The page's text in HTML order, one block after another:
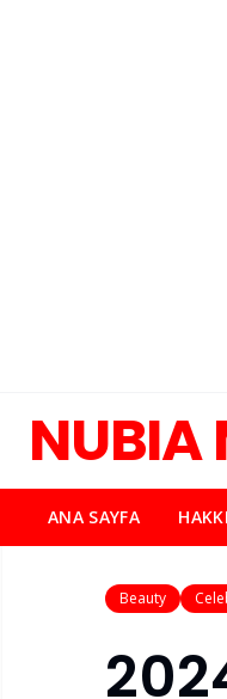
NUBIA
ANA SAYFA
Beauty